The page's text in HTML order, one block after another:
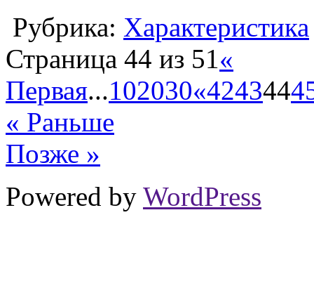
Рубрика: Характеристика
Страница 44 из 51«
Первая...102030«424344
« Раньше
Позже »
Powered by WordPress